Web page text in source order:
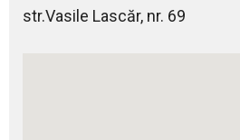
str.Vasile Lascăr, nr. 69